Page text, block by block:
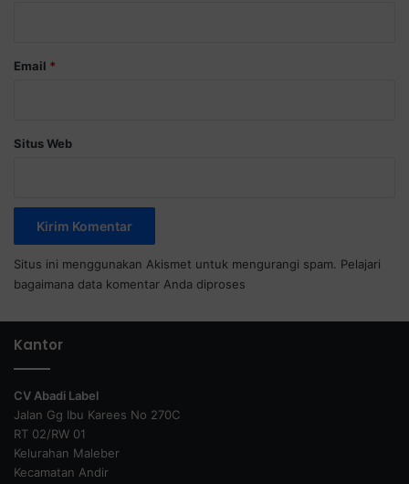
Email *
Situs Web
Situs ini menggunakan Akismet untuk mengurangi spam. Pelajari
bagaimana data komentar Anda diproses
Kantor
CV Abadi Label
Jalan Gg Ibu Karees No 270C
RT 02/RW 01
Kelurahan Maleber
Kecamatan Andir